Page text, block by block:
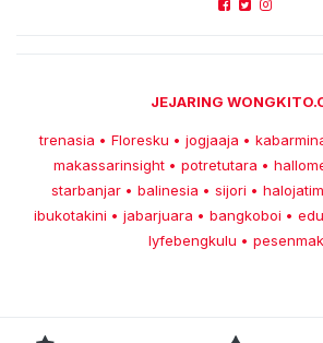
JEJARING
trenasia • Floresku • jogjaaja •
makassarinsight • potretutara •
starbanjar • balinesia • sijori • halojatim
ibukotakini • jabarjuara • bangkoboi •
lyfebengkulu •